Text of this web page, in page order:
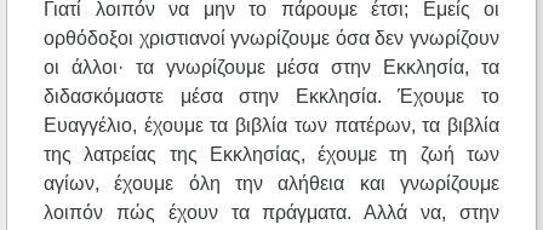
Γιατί λοιπόν να μην το πάρουμε έτσι; Εμείς οι
ορθόδοξοι χριστιανοί γνωρίζουμε όσα δεν γνωρίζουν
οι άλλοι· τα γνωρίζουμε μέσα στην Εκκλησία, τα
διδασκόμαστε μέσα στην Εκκλησία. Έχουμε το
Ευαγγέλιο, έχουμε τα βιβλία των πατέρων, τα βιβλία
της λατρείας της Εκκλησίας, έχουμε τη ζωή των
αγίων, έχουμε όλη την αλήθεια και γνωρίζουμε
λοιπόν πώς έχουν τα πράγματα. Αλλά να, στην